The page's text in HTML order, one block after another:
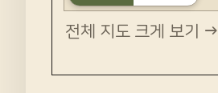
전체 지도 크게 보기 →